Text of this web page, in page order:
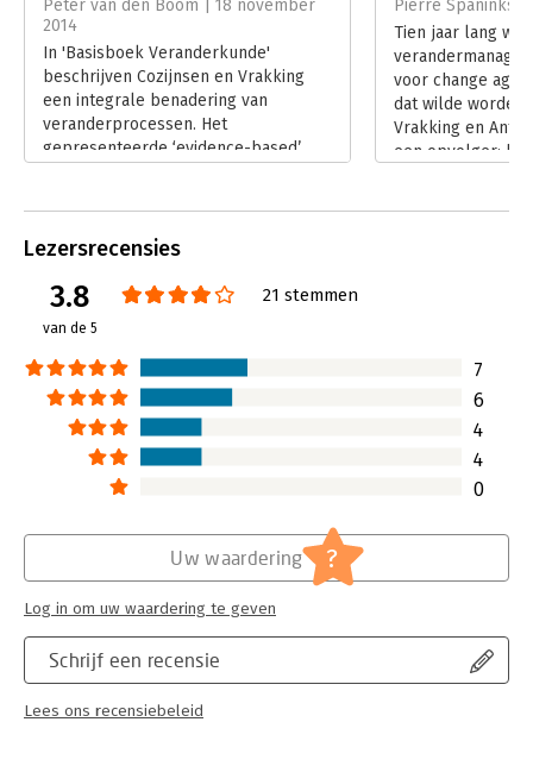
Hoofdrubriek: Verandermanagement
Peter van den Boom | 18 november
2014
In 'Basisboek Veranderkunde'
beschrijven Cozijnsen en Vrakking
een integrale benadering van
veranderprocessen. Het
gepresenteerde ‘evidence-based’
interveniëren en implementeren. Zij
concepten, theorieën, modellen. De
leggen op verandering van gedrag.
Lees verder
Pierre Spaninks |
Tien jaar lang
voor change
dat wilde worden.
Vrakking en
een opvolger:
Lezersrecensies
3.8
van de 5
21 stemmen
7
6
4
4
0
Schrijf een recensie
Lees ons recensiebeleid
Uw waardering ?
Log in om uw waardering te geven